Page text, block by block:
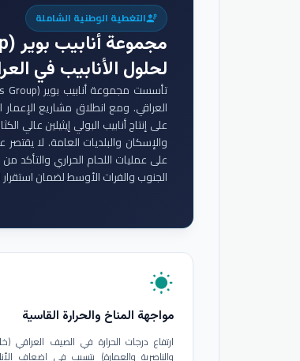
engineeringالتغطية الوطنية الشاملة
مجموعة أنابيب بوير (Bwer Pipes Group)
لحلول الأنابيب في العراق
والإسكان والبلديات العامة. لا
على عمليات اللحام الحراري والتأكد
الجنوب والفرات الأوسط لضمان
wb_sunny
مواجهة المناخ والحرارة القاسية
ارتفاع درجات الحرارة في الصيف العراقي
والناصرية والعمارة) يتسبب في إضعاف